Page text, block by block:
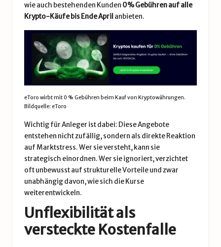
wie auch bestehenden Kunden 0% Gebühren auf alle
Krypto-Käufe bis Ende April anbieten.
eToro wirbt mit 0 % Gebühren beim Kauf von Kryptowährungen.
Bildquelle: eToro
Wichtig für Anleger ist dabei: Diese Angebote
entstehen nicht zufällig, sondern als direkte Reaktion
auf Marktstress. Wer sie versteht, kann sie
strategisch einordnen. Wer sie ignoriert, verzichtet
oft unbewusst auf strukturelle Vorteile und zwar
unabhängig davon, wie sich die Kurse
weiterentwickeln.
Unflexibilität als
versteckte Kostenfalle